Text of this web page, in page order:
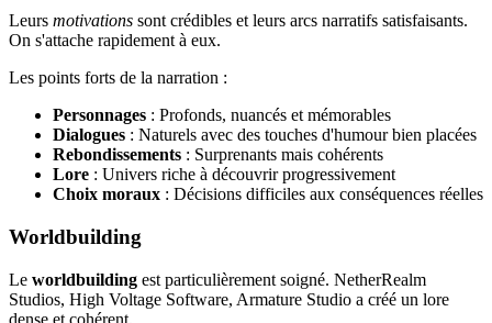
Leurs motivations sont crédibles et leurs arcs narratifs satisfaisants.
On s'attache rapidement à eux.
Les points forts de la narration :
Personnages : Profonds, nuancés et mémorables
Dialogues : Naturels avec des touches d'humour bien placées
Rebondissements : Surprenants mais cohérents
Lore : Univers riche à découvrir progressivement
Choix moraux : Décisions difficiles aux conséquences réelles
Worldbuilding
Le worldbuilding est particulièrement soigné. NetherRealm
Studios, High Voltage Software, Armature Studio a créé un lore
dense et cohérent.